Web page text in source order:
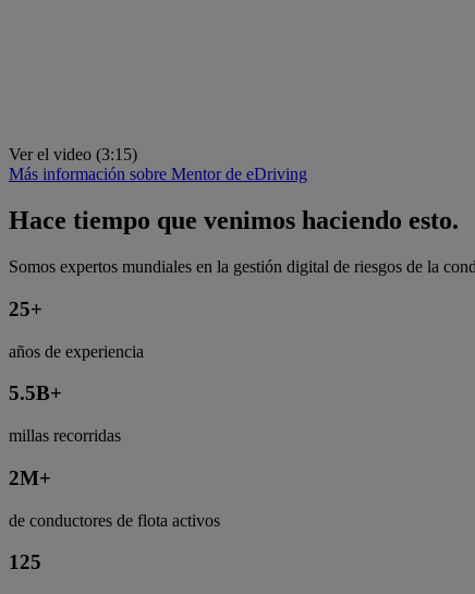
Ver el video (3:15)
Más información sobre Mentor de eDriving
Hace tiempo que venimos haciendo esto.
Somos expertos mundiales en la gestión digital de riesgos de la
25+
años de experiencia
5.5B+
millas recorridas
2M+
de conductores de flota activos
125